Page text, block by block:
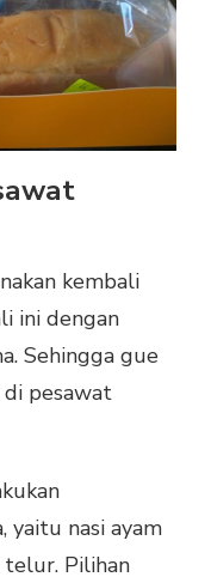
kembali
ini dengan
Sehingga gue
di pesawat
yaitu nasi ayam
Pilihan